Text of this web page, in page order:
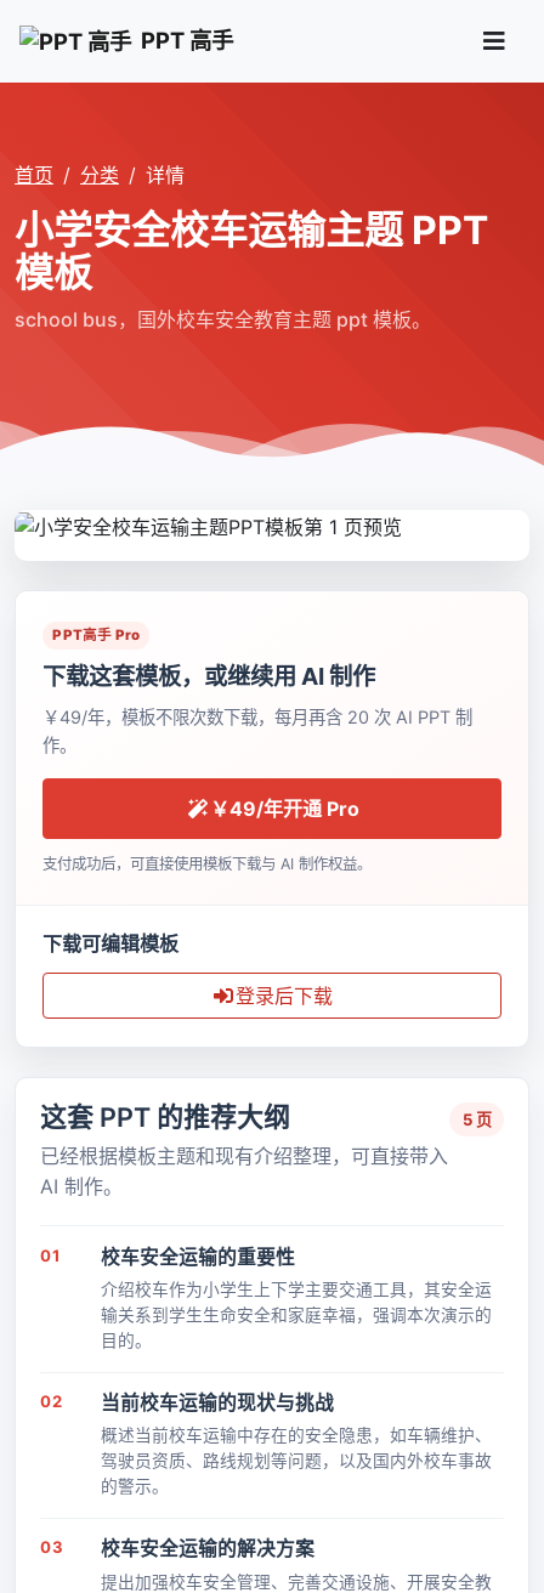
PPT 高手
首页 分类 详情
小学安全校车运输主题 PPT
模板
school bus，国外校车安全教育主题 ppt 模板。
PPT高手 Pro
下载这套模板，或继续用 AI 制作
￥49/年，模板不限次数下载，每月再含 20 次 AI PPT 制
作。
￥49/年开通 Pro
支付成功后，可直接使用模板下载与 AI 制作权益。
下载可编辑模板
登录后下载
这套 PPT 的推荐大纲
已经根据模板主题和现有介绍整理，可直接带入
AI 制作。
5 页
01 校车安全运输的重要性
介绍校车作为小学生上下学主要交通工具，其安全运
输关系到学生生命安全和家庭幸福，强调本次演示的
目的。
02 当前校车运输的现状与挑战
概述当前校车运输中存在的安全隐患，如车辆维护、
驾驶员资质、路线规划等问题，以及国内外校车事故
的警示。
03 校车安全运输的解决方案
提出加强校车安全管理、完善交通设施、开展安全教